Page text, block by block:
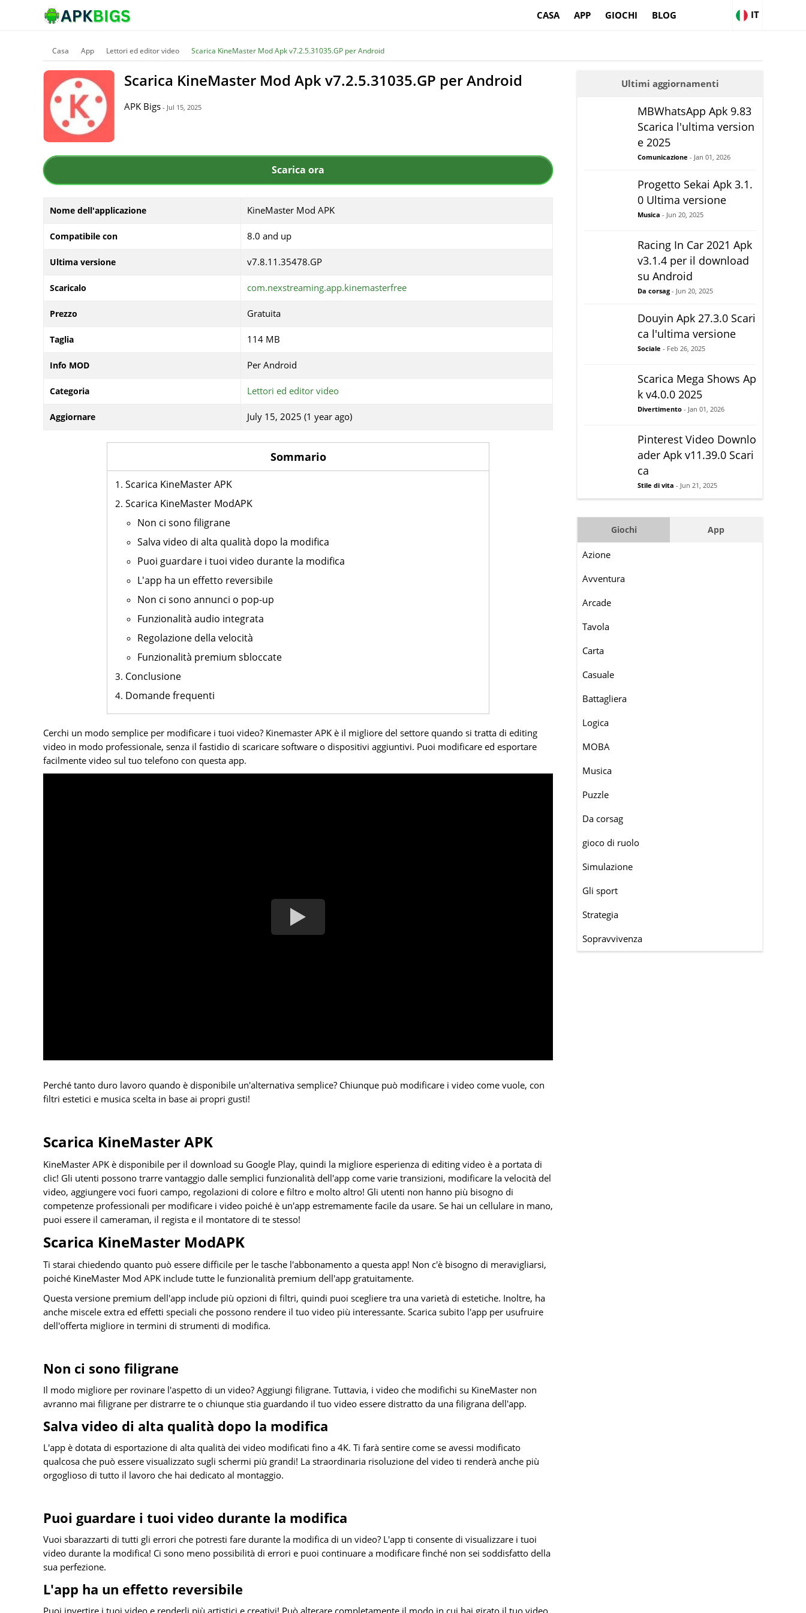
CASA APP GIOCHI BLOG IT
Casa App Lettori ed editor video Scarica KineMaster Mod Apk v7.2.5.31035.GP per Android
Scarica KineMaster Mod Apk v7.2.5.31035.GP per Android
APK Bigs - Jul 15, 2025
Scarica ora
Nome dell'applicazione KineMaster Mod APK
Compatibile con 8.0 and up
Ultima versione v7.8.11.35478.GP
Scaricalo com.nexstreaming.app.kinemasterfree
Prezzo Gratuita
Taglia 114 MB
Info MOD Per Android
Categoria Lettori ed editor video
Aggiornare July 15, 2025 (1 year ago)
Sommario
Scarica KineMaster APK
Scarica KineMaster ModAPK
Non ci sono filigrane
Salva video di alta qualità dopo la modifica
Puoi guardare i tuoi video durante la modifica
L'app ha un effetto reversibile
Non ci sono annunci o pop-up
Funzionalità audio integrata
Regolazione della velocità
Funzionalità premium sbloccate
Conclusione
Domande frequenti
Cerchi un modo semplice per modificare i tuoi video? Kinemaster APK è il migliore del settore quando si tratta di editing
video in modo professionale, senza il fastidio di scaricare software o dispositivi aggiuntivi. Puoi modificare ed esportare
facilmente video sul tuo telefono con questa app.
Perché tanto duro lavoro quando è disponibile un'alternativa semplice? Chiunque può modificare i video come vuole, con
filtri estetici e musica scelta in base ai propri gusti!
Scarica KineMaster APK
KineMaster APK è disponibile per il download su Google Play, quindi la migliore esperienza di editing video è a portata di
clic! Gli utenti possono trarre vantaggio dalle semplici funzionalità dell'app come varie transizioni, modificare la velocità del
video, aggiungere voci fuori campo, regolazioni di colore e filtro e molto altro! Gli utenti non hanno più bisogno di
competenze professionali per modificare i video poiché è un'app estremamente facile da usare. Se hai un cellulare in mano,
puoi essere il cameraman, il regista e il montatore di te stesso!
Scarica KineMaster ModAPK
Ti starai chiedendo quanto può essere difficile per le tasche l'abbonamento a questa app! Non c'è bisogno di meravigliarsi,
poiché KineMaster Mod APK include tutte le funzionalità premium dell'app gratuitamente.
Questa versione premium dell'app include più opzioni di filtri, quindi puoi scegliere tra una varietà di estetiche. Inoltre, ha
anche miscele extra ed effetti speciali che possono rendere il tuo video più interessante. Scarica subito l'app per usufruire
dell'offerta migliore in termini di strumenti di modifica.
Non ci sono filigrane
Il modo migliore per rovinare l'aspetto di un video? Aggiungi filigrane. Tuttavia, i video che modifichi su KineMaster non
avranno mai filigrane per distrarre te o chiunque stia guardando il tuo video essere distratto da una filigrana dell'app.
Salva video di alta qualità dopo la modifica
L'app è dotata di esportazione di alta qualità dei video modificati fino a 4K. Ti farà sentire come se avessi modificato
qualcosa che può essere visualizzato sugli schermi più grandi! La straordinaria risoluzione del video ti renderà anche più
orgoglioso di tutto il lavoro che hai dedicato al montaggio.
Puoi guardare i tuoi video durante la modifica
Vuoi sbarazzarti di tutti gli errori che potresti fare durante la modifica di un video? L'app ti consente di visualizzare i tuoi
video durante la modifica! Ci sono meno possibilità di errori e puoi continuare a modificare finché non sei soddisfatto della
sua perfezione.
L'app ha un effetto reversibile
Ultimi aggiornamenti
MBWhatsApp Apk 9.83
Scarica l'ultima version
e 2025
Comunicazione - Jan 01, 2026
Progetto Sekai Apk 3.1.
0 Ultima versione
Musica - Jun 20, 2025
Racing In Car 2021 Apk
v3.1.4 per il download
su Android
Da corsag - Jun 20, 2025
Douyin Apk 27.3.0 Scari
ca l'ultima versione
Sociale - Feb 26, 2025
Scarica Mega Shows Ap
k v4.0.0 2025
Divertimento - Jan 01, 2026
Pinterest Video Downlo
ader Apk v11.39.0 Scari
ca
Stile di vita - Jun 21, 2025
Giochi App
Azione
Avventura
Arcade
Tavola
Carta
Casuale
Battagliera
Logica
MOBA
Musica
Puzzle
Da corsag
gioco di ruolo
Simulazione
Gli sport
Strategia
Sopravvivenza